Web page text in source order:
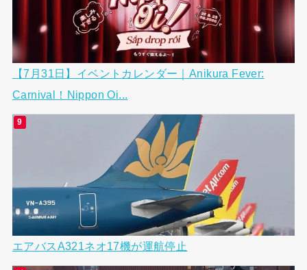
【7月31日】イベントカレンダー｜Anikura Fever:
Carnival！Nippon Oi...
エアバスA321ネオ17機が運航停止